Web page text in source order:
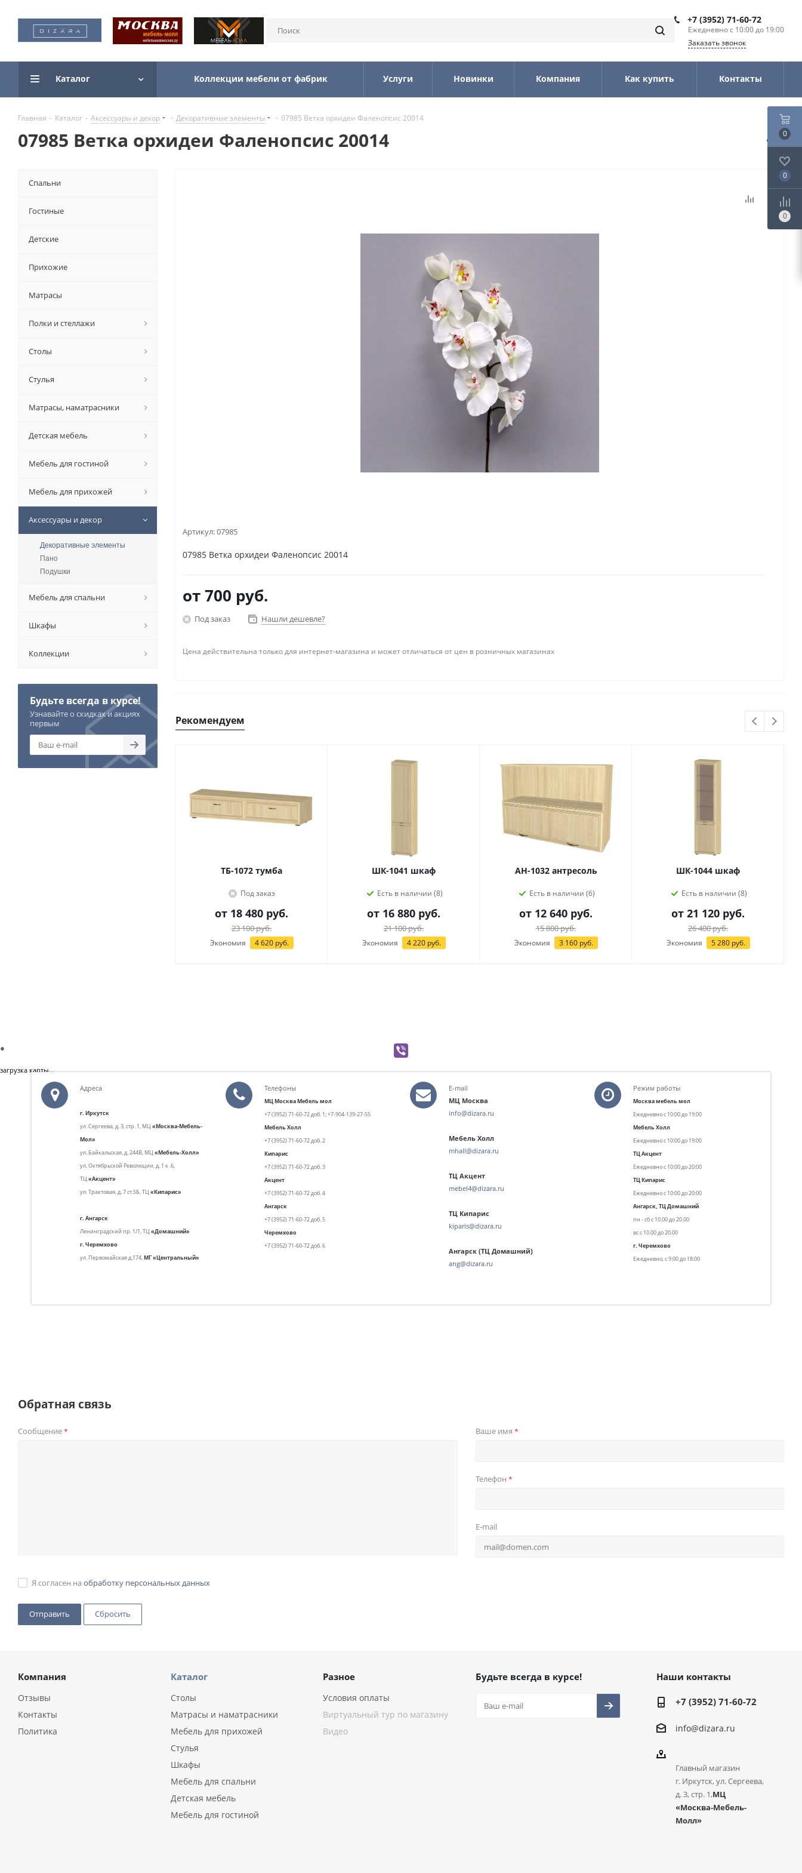
+7 (3952) 71-60-72
Ежедневно с 10:00 до 19:00
Заказать звонок
Каталог Коллекции мебели от фабрик Услуги Новинки Компания Как купить Контакты
Главная - Каталог - Аксессуары и декор - Декоративные элементы - 07985 Ветка орхидеи Фаленопсис 20014
07985 Ветка орхидеи Фаленопсис 20014
Артикул:07985
07985 Ветка орхидеи Фаленопсис 20014
от700 руб.
Под заказ Нашли дешевле?
Цена действительна только для интернет-магазина и может отличаться от цен в розничных магазинах
Рекомендуем
ТБ-1072 тумба
Под заказ
от 18 480 руб.
23 100 руб.
Экономия 4 620 руб.
ШК-1041 шкаф
Есть в наличии (8)
от 16 880 руб.
21 100 руб.
Экономия 4 220 руб.
АН-1032 антресоль
Есть в наличии (6)
от 12 640 руб.
15 800 руб.
Экономия 3 160 руб.
ШК-1044 шкаф
Есть в наличии (8)
от 21 120 руб.
26 400 руб.
Экономия 5 280 руб.
Спальни
Гостиные
Детские
Прихожие
Матрасы
Полки и стеллажи
Столы
Стулья
Матрасы, наматрасники
Детская мебель
Мебель для гостиной
Мебель для прихожей
Аксессуары и декор
Декоративные элементы
Пано
Подушки
Мебель для спальни
Шкафы
Коллекции
Будьте всегда в курсе!
Узнавайте о скидках и акциях
первым
загрузка карты...
Адреса
г. Иркутск
ул. Сергеева, д. 3, стр. 1, МЦ«Москва-Мебель-
Мол»
ул. Байкальская, д. 244В, МЦ«Мебель-Холл»
ул. Октябрьской Революции, д. 1 к .6,
ТЦ«Акцент»
ул. Трактовая, д. 7 ст.5Б,ТЦ«Кипарис»
г. Ангарск
Ленинградский пр. 1/1,ТЦ«Домашний»
г. Черемхово
ул. Первомайская д.174,МГ «Центральный»
Телефоны
МЦ Москва Мебель мол
+7 (3952) 71-60-72 доб. 1;+7-904-139-27-55
Мебель Холл
+7 (3952) 71-60-72 доб. 2
Кипарис
+7 (3952) 71-60-72 доб. 3
Акцент
+7 (3952) 71-60-72 доб. 4
Ангарск
+7 (3952) 71-60-72 доб. 5
Черемхово
+7 (3952) 71-60-72 доб. 6
E-mail
МЦ Москва
info@dizara.ru
Мебель Холл
mhall@dizara.ru
ТЦ Акцент
mebel4@dizara.ru
ТЦ Кипарис
kiparis@dizara.ru
Ангарск (ТЦ Домашний)
ang@dizara.ru
Режим работы
Москва мебель мол
Ежедневно с 10:00 до 19:00
Мебель Холл
Ежедневно с 10:00 до 19:00
ТЦ Акцент
Ежедневно с 10:00 до 20:00
ТЦ Кипарис
Ежедневно с 10:00 до 20:00
Ангарск, ТЦ Домашний
пн - сб с 10.00 до 20.00
вс с 10.00 до 20.00
г. Черемхово
Ежедневно, с 9:00 до 18:00
Обратная связь
Сообщение* Ваше имя *
Телефон *
E-mail
Я согласен на обработку персональных данных
Сбросить
Компания
Отзывы
Контакты
Политика
Каталог
Столы
Матрасы и наматрасники
Мебель для прихожей
Стулья
Шкафы
Мебель для спальни
Детская мебель
Мебель для гостиной
Разное
Условия оплаты
Виртуальный тур по магазину
Видео
Будьте всегда в курсе! Наши контакты
+7 (3952) 71-60-72
info@dizara.ru
Главный магазин
г. Иркутск, ул. Сергеева,
д. 3, стр. 1,МЦ
«Москва-Мебель-
Молл»
0
0
0